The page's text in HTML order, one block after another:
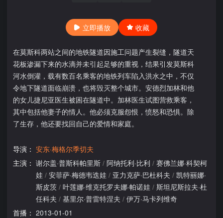
立即播放 收藏
在莫斯科两站之间的地铁隧道因施工问题产生裂缝，隧道天
花板渗漏下来的水滴并未引起足够的重视，结果引发莫斯科
河水倒灌，载有数百名乘客的地铁列车陷入洪水之中，不仅
令地下隧道面临崩溃，也将毁灭整个城市。安德烈加林和他
的女儿捷尼亚医生被困在隧道中。加林医生试图营救乘客，
其中包括他妻子的情人。他必须克服怨恨，愤怒和恐惧。除
了生存，他还要找回自己的爱情和家庭。
导演： 安东·梅格尔季切夫
主演： 谢尔盖·普斯科帕里斯 / 阿纳托利·比利 / 赛佛兰娜·科契柯
娃 / 安菲萨·梅德韦迭娃 / 亚力克萨·巴杜科夫 / 凯特丽娜·
斯皮茨 / 叶莲娜·维克托罗夫娜·帕诺娃 / 斯坦尼斯拉夫·杜
任科夫 / 基里尔·普雷特涅夫 / 伊万·马卡列维奇
首播： 2013-01-01